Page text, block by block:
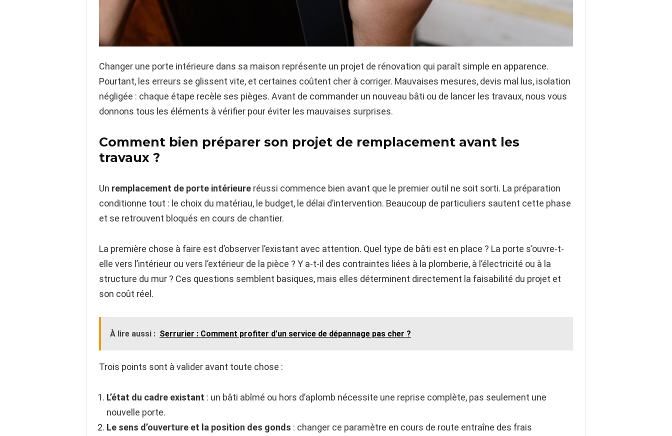
Changer une porte intérieure dans sa maison représente un projet de rénovation qui paraît simple en apparence.
Pourtant, les erreurs se glissent vite, et certaines coûtent cher à corriger. Mauvaises mesures, devis mal lus, isolation
négligée : chaque étape recèle ses pièges. Avant de commander un nouveau bâti ou de lancer les travaux, nous vous
donnons tous les éléments à vérifier pour éviter les mauvaises surprises.
Comment bien préparer son projet de remplacement avant les
travaux ?
Un remplacement de porte intérieure réussi commence bien avant que le premier outil ne soit sorti. La préparation
conditionne tout : le choix du matériau, le budget, le délai d’intervention. Beaucoup de particuliers sautent cette phase
et se retrouvent bloqués en cours de chantier.
La première chose à faire est d’observer l’existant avec attention. Quel type de bâti est en place ? La porte s’ouvre-t-
elle vers l’intérieur ou vers l’extérieur de la pièce ? Y a-t-il des contraintes liées à la plomberie, à l’électricité ou à la
structure du mur ? Ces questions semblent basiques, mais elles déterminent directement la faisabilité du projet et
son coût réel.
À lire aussi : Serrurier : Comment profiter d’un service de dépannage pas cher ?
Trois points sont à valider avant toute chose :
L’état du cadre existant : un bâti abîmé ou hors d’aplomb nécessite une reprise complète, pas seulement une
nouvelle porte.
Le sens d’ouverture et la position des gonds : changer ce paramètre en cours de route entraîne des frais